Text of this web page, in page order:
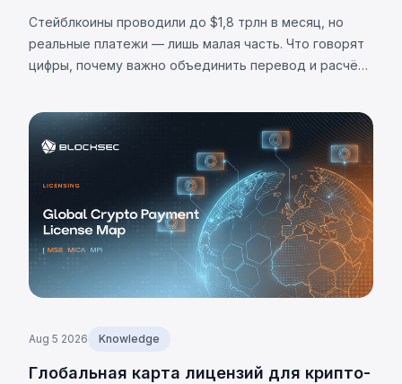
Стейблкоины проводили до $1,8 трлн в месяц, но
реальные платежи — лишь малая часть. Что говорят
цифры, почему важно объединить перевод и расчёт,
Aug 5 2026 Knowledge
Глобальная карта лицензий для крипто-